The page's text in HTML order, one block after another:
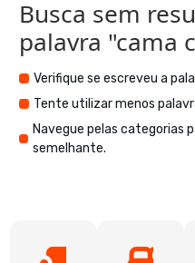
Busca sem
palavra "cama
Verifique se escreveu a
Tente utilizar menos
Navegue pelas categorias
semelhante.